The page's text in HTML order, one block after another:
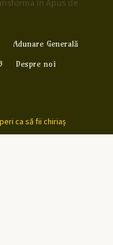
în Apus de
Adunare Generală
Despre noi
ca să fii chiriaș